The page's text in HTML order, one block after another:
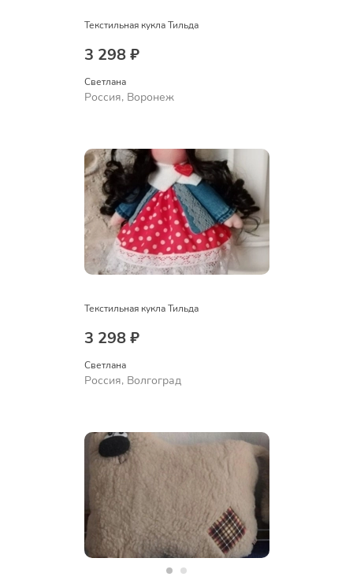
Текстильная кукла Тильда
3 298 ₽
Светлана
Россия, Воронеж
Текстильная кукла Тильда
3 298 ₽
Светлана
Россия, Волгоград